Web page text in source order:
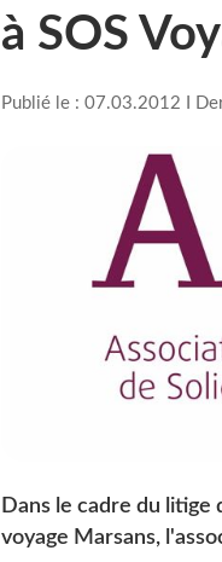
à SOS
Publié le : 07.03.2012 I
Dans le cadre du litige
voyage Marsans,